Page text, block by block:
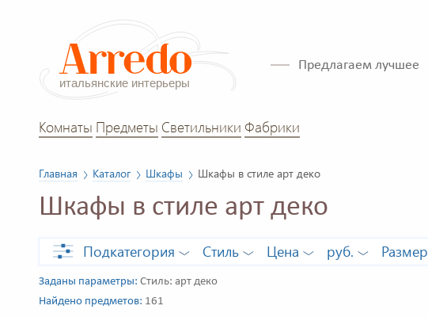
Предлагаем лучшее
Комнаты Предметы Светильники Фабрики
Главная Каталог Шкафы Шкафы в стиле арт деко
Шкафы в стиле арт деко
Подкатегория Стиль Цена руб. Размер
Заданы параметры: Стиль: арт деко
Найдено предметов: 161